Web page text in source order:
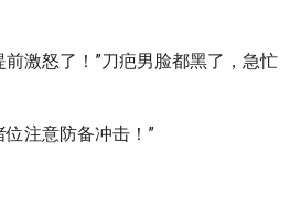
前激怒了！”刀疤男脸都黑了，急忙
注意防备冲击！”